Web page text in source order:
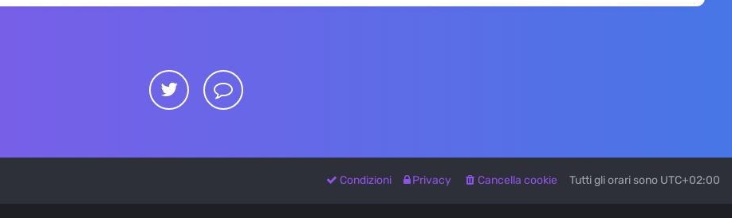
Tutti gli orari sono UTC+02:00
Cancella cookie
Privacy
Condizioni